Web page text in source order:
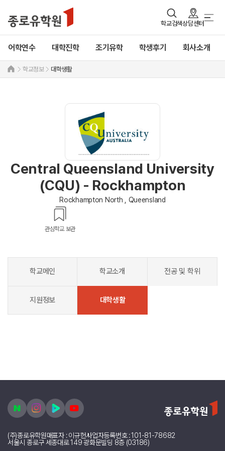
학교검색상담센터
어학연수 대학진학 조기유학 학생후기 회사소개
학교정보 대학생활
Central Queensland University
(CQU) - Rockhampton
Rockhampton North , Queensland
관심학교 보관
학교메인 학교소개 전공 및 학위
지원정보 대학생활
(주)종로유학원대표자 : 이규헌사업자등록번호 : 101-81-78682
서울시 종로구 세종대로 149 광화문빌딩 8층 (03186)